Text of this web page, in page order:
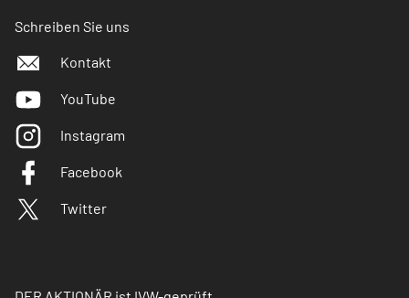
Schreiben Sie uns
Kontakt
YouTube
Instagram
Facebook
Twitter